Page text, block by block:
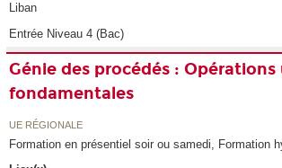
Liban
Entrée Niveau 4 (Bac)
Génie des procédés :
fondamentales
UE RÉGIONALE
Formation en présentiel soir ou samedi, Formation